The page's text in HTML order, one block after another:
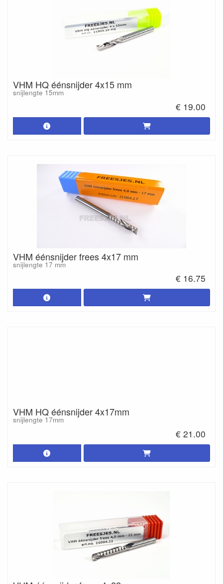
VHM HQ éénsnijder 4x15 mm
snijlengte 15mm
€ 19.00
VHM éénsnijder frees 4x17 mm
snijlengte 17 mm
€ 16.75
VHM HQ éénsnijder 4x17mm
snijlengte 17mm
€ 21.00